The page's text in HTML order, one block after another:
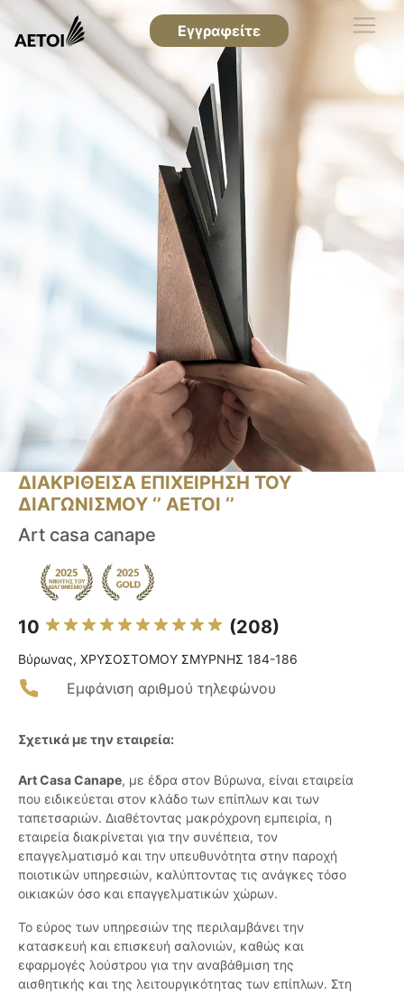
Εγγραφείτε
ΔΙΑΚΡΙΘΕΙΣΑ ΕΠΙΧΕΙΡΗΣΗ ΤΟΥ
ΔΙΑΓΩΝΙΣΜΟΥ ‘’ ΑΕΤΟΙ ‘’
Art casa canape
10 (208)
Βύρωνας, ΧΡΥΣΟΣΤΟΜΟΥ ΣΜΥΡΝΗΣ 184-186
Εμφάνιση αριθμού τηλεφώνου
Σχετικά με την εταιρεία:
Art Casa Canape, με έδρα στον Βύρωνα, είναι εταιρεία
που ειδικεύεται στον κλάδο των επίπλων και των
ταπετσαριών. Διαθέτοντας μακρόχρονη εμπειρία, η
εταιρεία διακρίνεται για την συνέπεια, τον
επαγγελματισμό και την υπευθυνότητα στην παροχή
ποιοτικών υπηρεσιών, καλύπτοντας τις ανάγκες τόσο
οικιακών όσο και επαγγελματικών χώρων.
Το εύρος των υπηρεσιών της περιλαμβάνει την
κατασκευή και επισκευή σαλονιών, καθώς και
εφαρμογές λούστρου για την αναβάθμιση της
αισθητικής και της λειτουργικότητας των επίπλων. Στη